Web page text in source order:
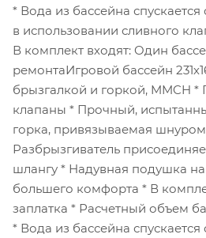
* Вода из бассейна
в использовании сливного
В комплект входят: Oдин
ремонтаИгровой бассейн
брызгалкой и горкой, MMCH
клапаны * Прочный,
горка, привязываемая
Разбрызгиватель
шлангу * Надувная подушка
большего комфорта * В
заплатка * Расчетный объем
* Вода из бассейна